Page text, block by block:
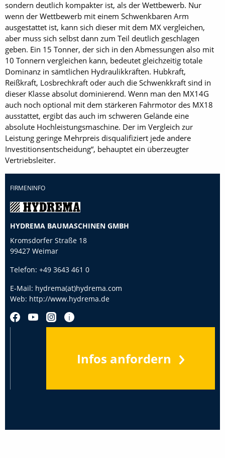
sondern deutlich kompakter ist, als der Wettbewerb. Nur
wenn der Wettbewerb mit einem Schwenkbaren Arm
ausgestattet ist, kann sich dieser mit dem MX vergleichen,
aber muss sich selbst dann zum Teil deutlich geschlagen
geben. Ein 15 Tonner, der sich in den Abmessungen also mit
10 Tonnern vergleichen kann, bedeutet gleichzeitig totale
Dominanz in sämtlichen Hydraulikkräften. Hubkraft,
Reißkraft, Losbrechkraft oder auch die Schwenkkraft sind in
dieser Klasse absolut dominierend. Wenn man den MX14G
auch noch optional mit dem stärkeren Fahrmotor des MX18
ausstattet, ergibt das auch im schweren Gelände eine
absolute Hochleistungsmaschine. Der im Vergleich zur
Leistung geringe Mehrpreis disqualifiziert jede andere
Investitionsentscheidung“, behauptet ein überzeugter
Vertriebsleiter.
FIRMENINFO
HYDREMA BAUMASCHINEN GMBH
Kromsdorfer Straße 18
99427 Weimar
Telefon: +49 3643 461 0
E-Mail: hydrema(at)hydrema.com
Web: http://www.hydrema.de
Infos anfordern